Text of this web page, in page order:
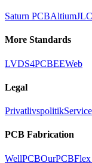
Saturn PCBAltium
More Standards
LVDS4PCBEEWeb
Legal
Privatlivspolitik
PCB Fabrication
WellPCBOurPCB